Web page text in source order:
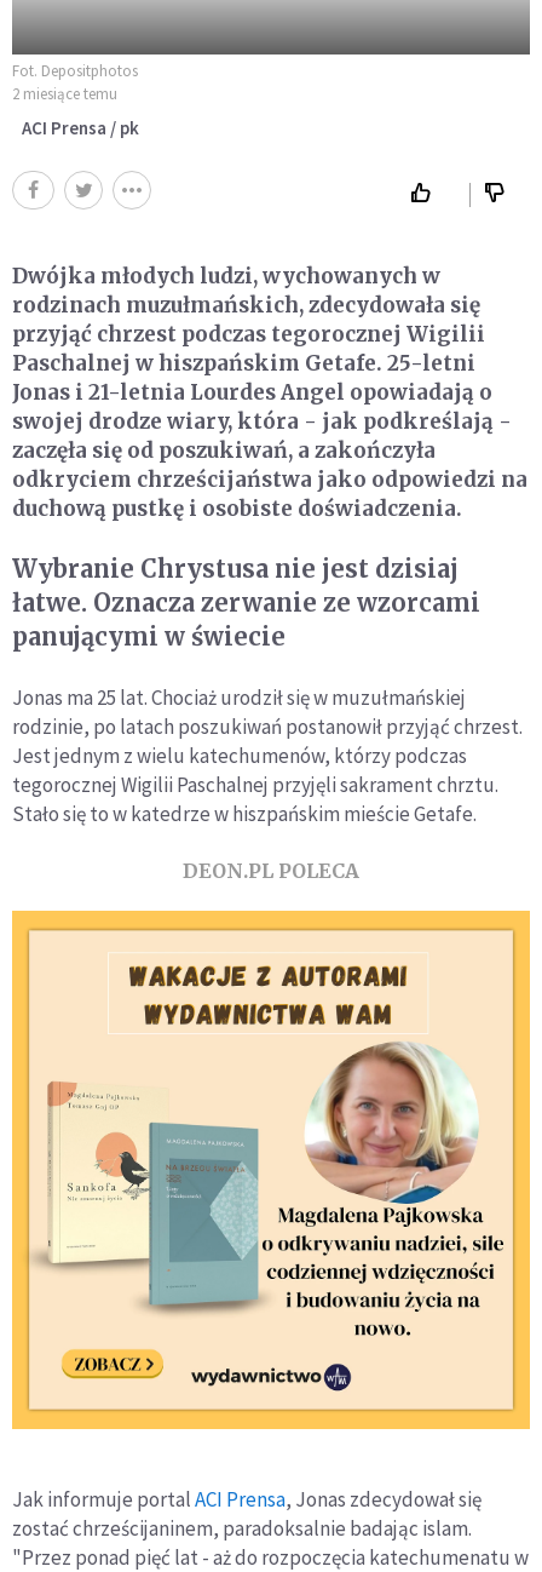
Fot. Depositphotos
2 miesiące temu
ACI Prensa / pk
Dwójka młodych ludzi, wychowanych w
rodzinach muzułmańskich, zdecydowała się
przyjąć chrzest podczas tegorocznej Wigilii
Paschalnej w hiszpańskim Getafe. 25-letni
Jonas i 21-letnia Lourdes Angel opowiadają o
swojej drodze wiary, która - jak podkreślają -
zaczęła się od poszukiwań, a zakończyła
odkryciem chrześcijaństwa jako odpowiedzi na
duchową pustkę i osobiste doświadczenia.
Wybranie Chrystusa nie jest dzisiaj
łatwe. Oznacza zerwanie ze wzorcami
panującymi w świecie
Jonas ma 25 lat. Chociaż urodził się w muzułmańskiej
rodzinie, po latach poszukiwań postanowił przyjąć chrzest.
Jest jednym z wielu katechumenów, którzy podczas
tegorocznej Wigilii Paschalnej przyjęli sakrament chrztu.
Stało się to w katedrze w hiszpańskim mieście Getafe.
DEON.PL POLECA
Jak informuje portalACI Prensa, Jonas zdecydował się
zostać chrześcijaninem, paradoksalnie badając islam.
"Przez ponad pięć lat - aż do rozpoczęcia katechumenatu w